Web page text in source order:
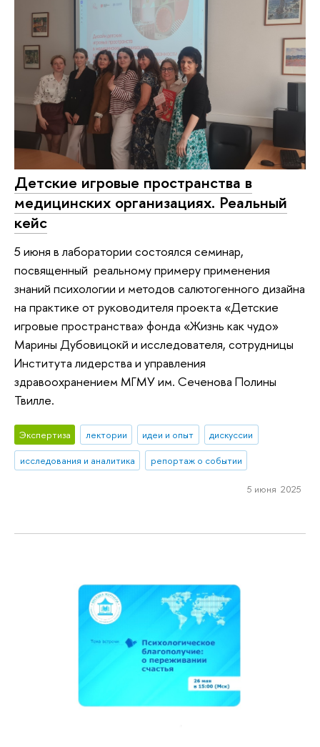
Детские игровые пространства в
медицинских организациях. Реальный
кейс
5 июня в лаборатории состоялся семинар,
посвященный реальному примеру применения
знаний психологии и методов салютогенного дизайна
на практике от руководителя проекта «Детские
игровые пространства» фонда «Жизнь как чудо»
Марины Дубовицокй и исследователя, сотрудницы
Института лидерства и управления
здравоохранением МГМУ им. Сеченова Полины
Твилле.
Экспертиза лектории идеи и опыт
дискуссии
исследования и аналитика
репортаж о событии
5 июня 2025